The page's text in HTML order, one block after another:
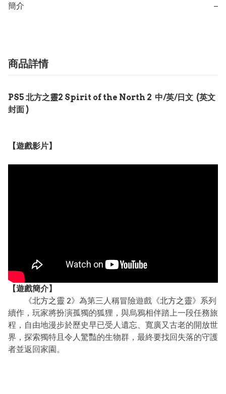
簡介 −
商品詳情
PS5 北方之靈2 Spirit of the North 2 中/英/日文 (英文
封面 )
【遊戲影片】
【遊戲簡介】
《北方之靈 2》為第三人稱冒險遊戲《北方之靈》系列
續作，玩家將扮演孤獨的狐狸，與烏鴉相伴踏上一段任務旅
程，自由地漫步於歷史早已受人遺忘、寬廣又古老的開放世
界，探索獨特且令人驚豔的生物群，最終要找回失落的守護
者並返回家園。